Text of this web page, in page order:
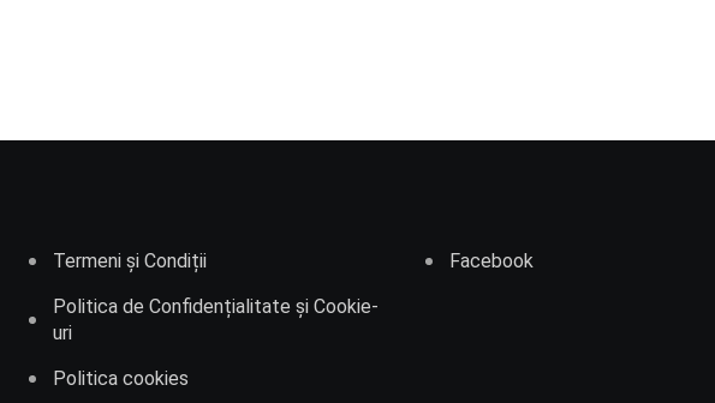
Termeni și Condiții
Politica de Confidențialitate și Cookie-
uri
Politica cookies
Facebook